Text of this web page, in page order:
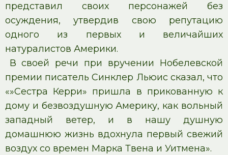
представил своих персонажей без
осуждения, утвердив свою репутацию
одного из первых и величайших
натуралистов Америки.
В своей речи при вручении Нобелевской
премии писатель Синклер Льюис сказал, что
«»Сестра Керри» пришла в прикованную к
дому и безвоздушную Америку, как вольный
западный ветер, и в нашу душную
домашнюю жизнь вдохнула первый свежий
воздух со времен Марка Твена и Уитмена».